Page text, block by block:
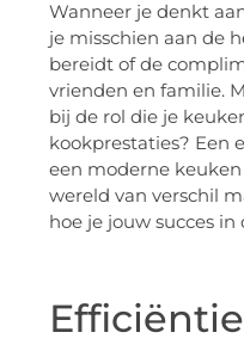
Wanneer je denkt
je misschien aan de
bereidt of de
vrienden en familie.
bij de rol die je
kookprestaties? Een
een moderne
wereld van verschil
hoe je jouw succes